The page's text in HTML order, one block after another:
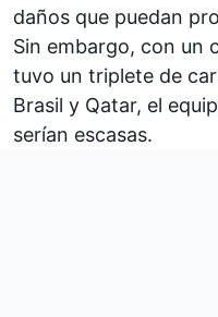
daños que puedan
Sin embargo, con un
tuvo un triplete de
Brasil y Qatar, el
serían escasas.